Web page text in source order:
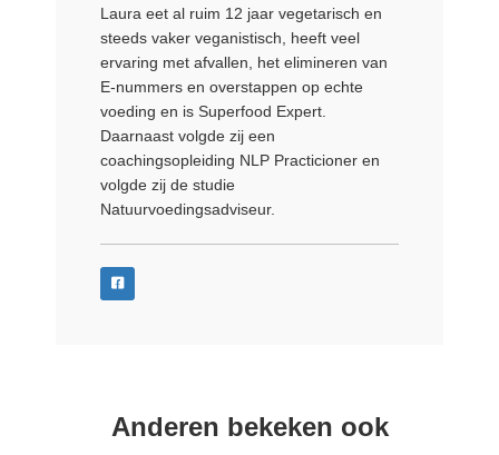
Laura eet al ruim 12 jaar vegetarisch en
steeds vaker veganistisch, heeft veel
ervaring met afvallen, het elimineren van
E-nummers en overstappen op echte
voeding en is Superfood Expert.
Daarnaast volgde zij een
coachingsopleiding NLP Practicioner en
volgde zij de studie
Natuurvoedingsadviseur.
Anderen bekeken ook